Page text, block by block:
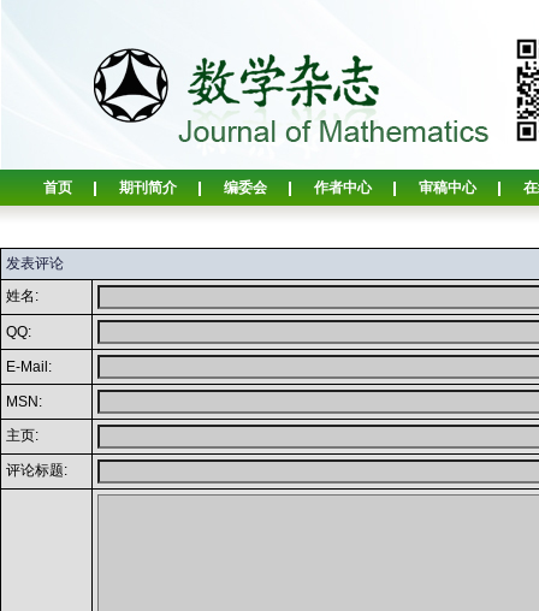
首页 期刊简介 编委会 作者中心 审稿中心
发表评论
姓名:
QQ:
E-Mail:
MSN:
主页:
评论标题: